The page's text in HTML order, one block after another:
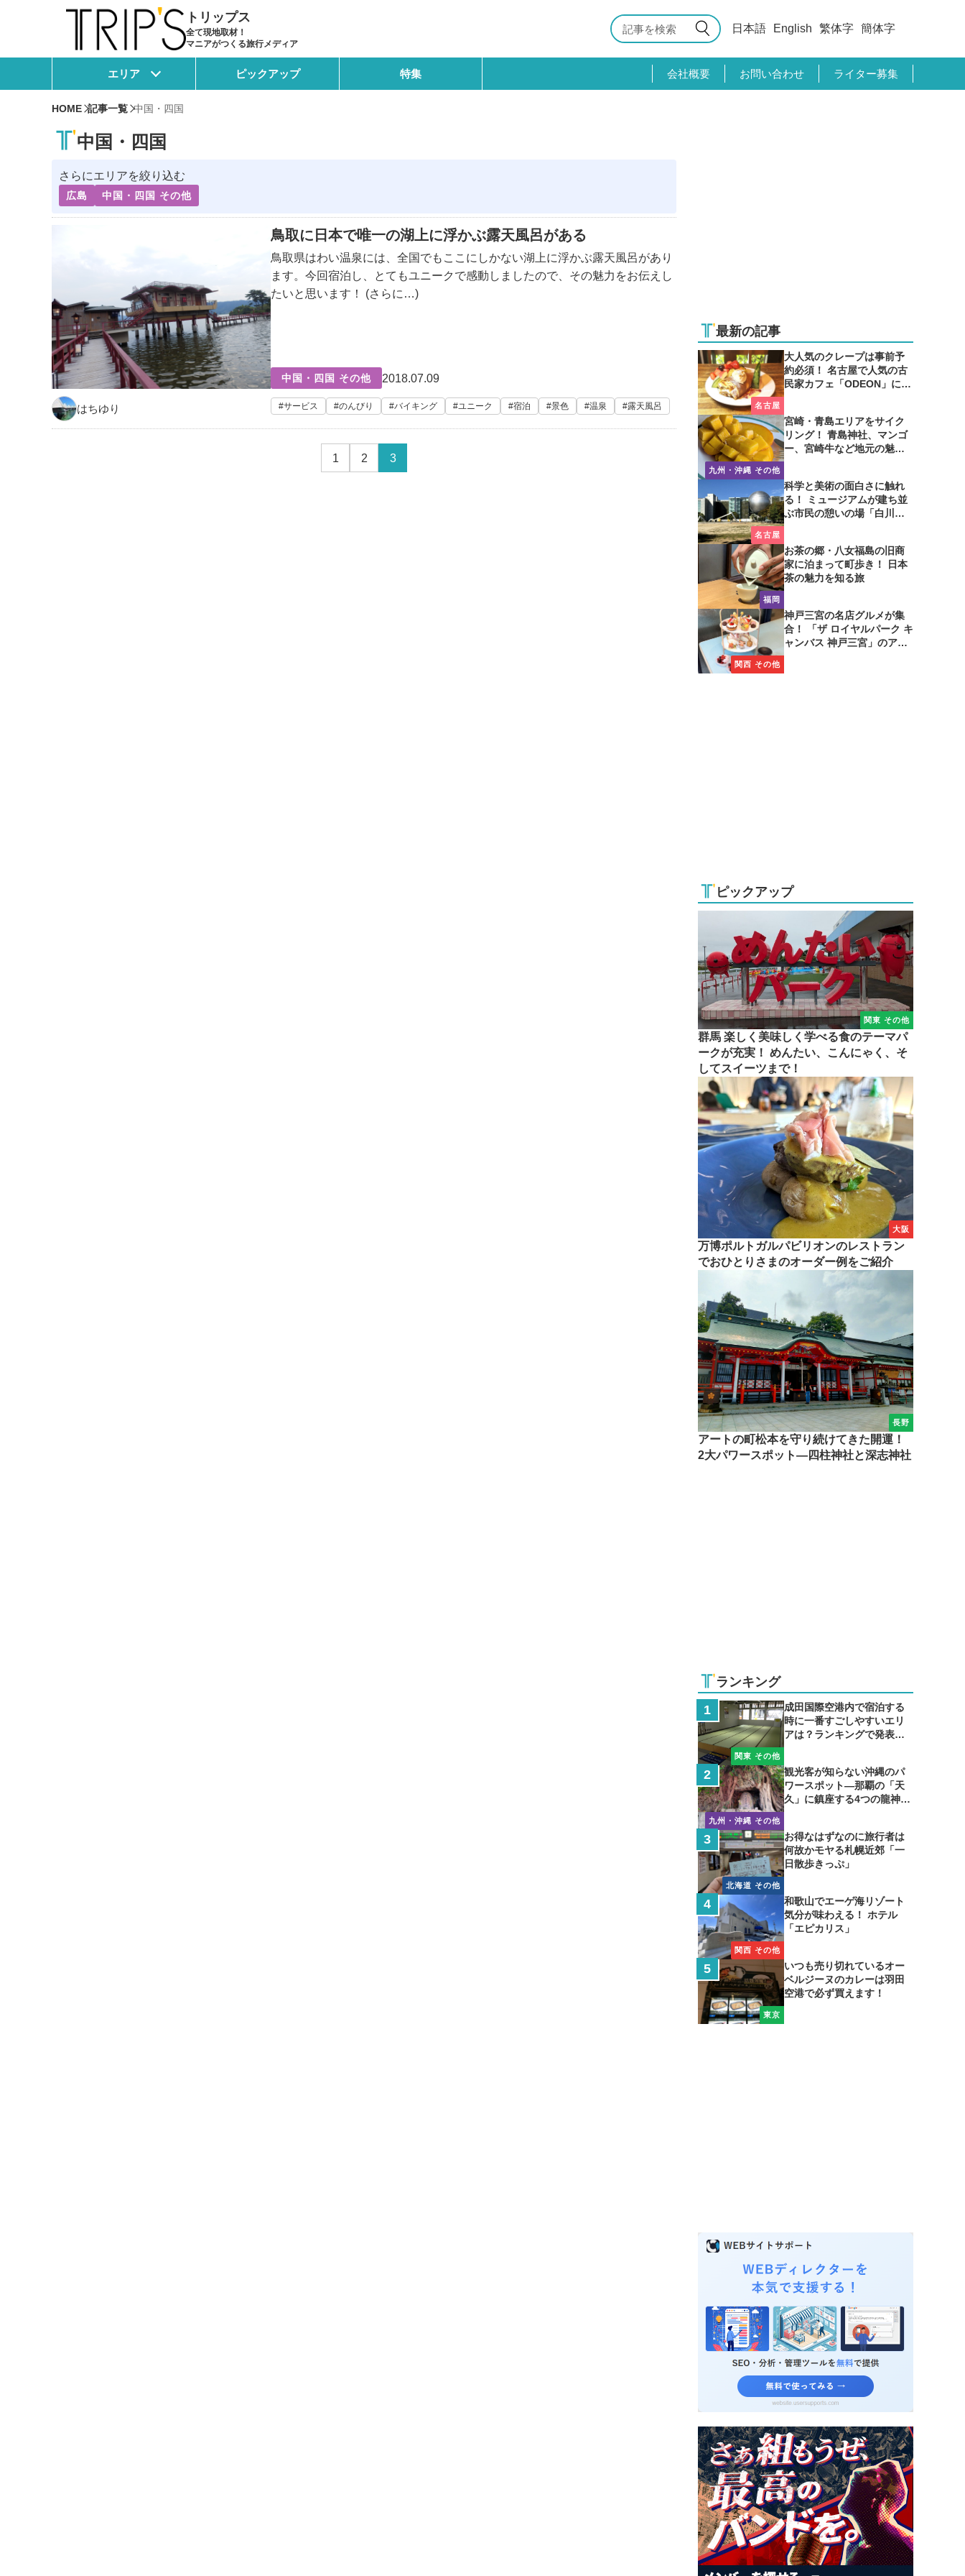
トリップス
全て現地取材！
マニアがつくる旅行メディア
日本語 English 繁体字 簡体字
エリア ピックアップ 特集 会社概要 お問い合わせ ライター募集
HOME 記事一覧 中国・四国
中国・四国
さらにエリアを絞り込む
広島 中国・四国 その他
鳥取に日本で唯一の湖上に浮かぶ露天風呂がある
鳥取県はわい温泉には、全国でもここにしかない湖上に浮かぶ露天風呂があり
ます。今回宿泊し、とてもユニークで感動しましたので、その魅力をお伝えし
たいと思います！ (さらに…)
中国・四国 その他 2018.07.09
はちゆり サービス のんびり バイキング ユニーク 宿泊 景色 温泉 露天風呂
1 2 3
最新の記事
名古屋
大人気のクレープは事前予
約必須！ 名古屋で人気の古
民家カフェ「ODEON」に行
九州・沖縄 その他
宮崎・青島エリアをサイク
リング！ 青島神社、マンゴ
ー、宮崎牛など地元の魅力
名古屋
科学と美術の面白さに触れ
る！ ミュージアムが建ち並
ぶ市民の憩いの場「白川公
福岡
お茶の郷・八女福島の旧商
家に泊まって町歩き！ 日本
茶の魅力を知る旅
関西 その他
神戸三宮の名店グルメが集
合！ 「ザ ロイヤルパーク キ
ャンバス 神戸三宮」のアフ
ピックアップ
関東 その他
群馬 楽しく美味しく学べる食のテーマパ
ークが充実！ めんたい、こんにゃく、そ
してスイーツまで！
大阪
万博ポルトガルパビリオンのレストラン
でおひとりさまのオーダー例をご紹介
長野
アートの町松本を守り続けてきた開運！
2大パワースポット―四柱神社と深志神社
ランキング
関東 その他
成田国際空港内で宿泊する
時に一番すごしやすいエリ
アは？ランキングで発表し
九州・沖縄 その他
観光客が知らない沖縄のパ
ワースポット―那覇の「天
久」に鎮座する4つの龍神の
北海道 その他
お得なはずなのに旅行者は
何故かモヤる札幌近郊「一
日散歩きっぷ」
関西 その他
和歌山でエーゲ海リゾート
気分が味わえる！ ホテル
「エピカリス」
東京
いつも売り切れているオー
ベルジーヌのカレーは羽田
空港で必ず買えます！